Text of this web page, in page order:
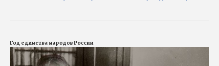
Год единства народов России